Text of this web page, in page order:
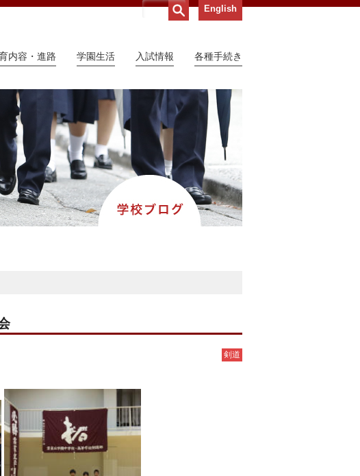
English
内容・進路 学園生活 入試情報 各種手続き
剣道